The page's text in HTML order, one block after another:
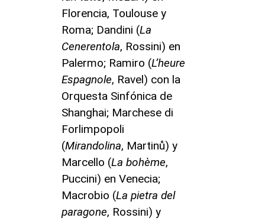
Florencia, Toulouse y
Roma; Dandini (La
Cenerentola, Rossini) en
Palermo; Ramiro (L’heure
Espagnole, Ravel) con la
Orquesta Sinfónica de
Shanghai; Marchese di
Forlimpopoli
(Mirandolina, Martinů) y
Marcello (La bohème,
Puccini) en Venecia;
Macrobio (La pietra del
paragone, Rossini) y